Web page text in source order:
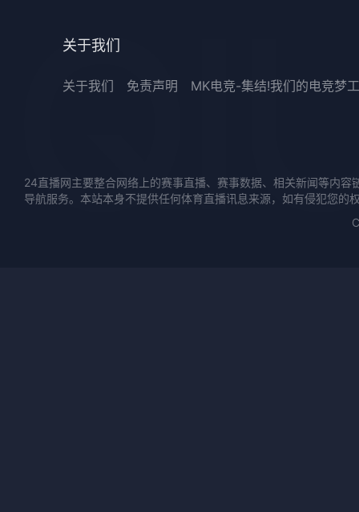
关于我们
关于我们 免责声明 MK电竞-集结!我们的电竞梦
24直播网主要整合网络上的赛事直播、赛事数据、相关新闻等内
导航服务。本站本身不提供任何体育直播讯息来源，如有侵犯您的